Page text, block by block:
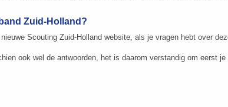
Zuid-Holland?
Scouting Zuid-Holland website, als je vragen hebt over
ook wel de antwoorden, het is daarom verstandig om eerst